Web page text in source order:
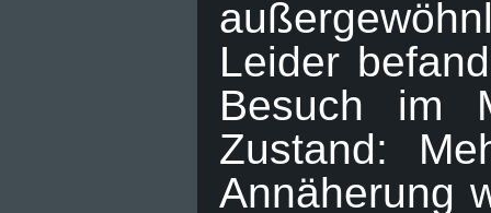
Leider
Besuch im
Zustand:
Annäherung